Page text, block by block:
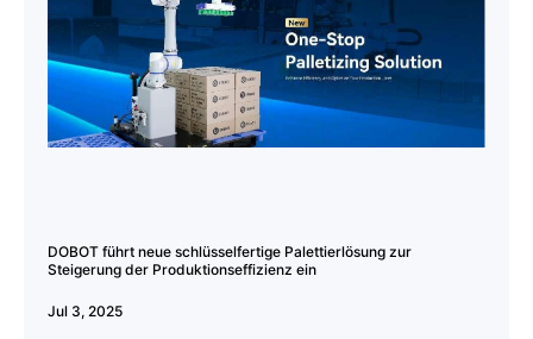
DOBOT führt neue schlüsselfertige Palettierlösung zur
Steigerung der Produktionseffizienz ein
Jul 3, 2025